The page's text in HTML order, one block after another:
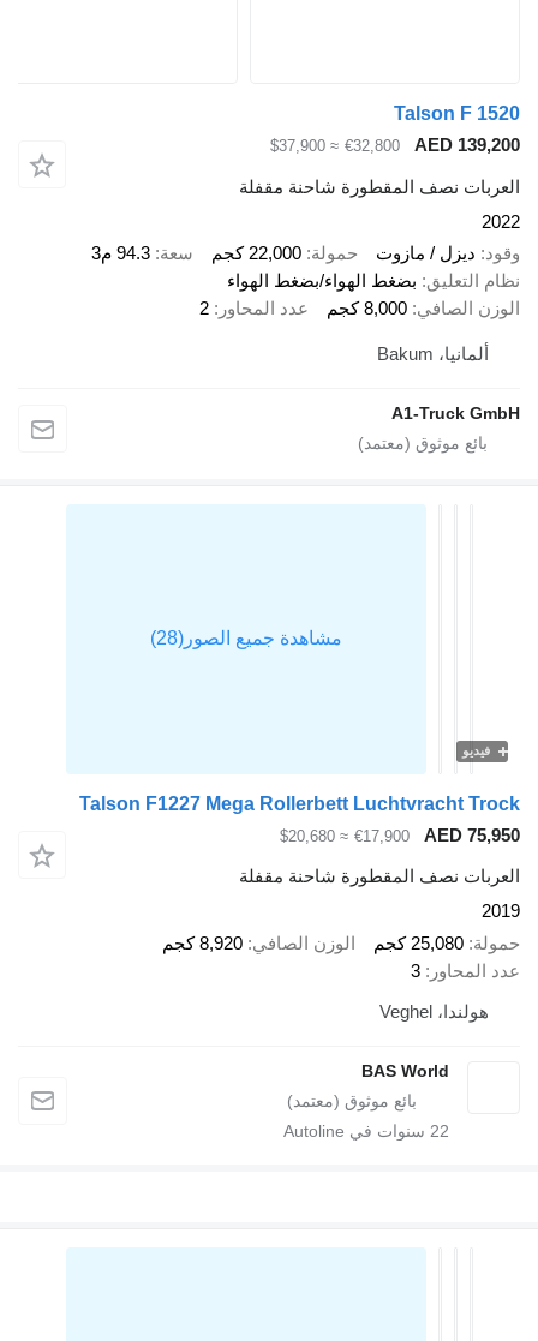
Talson F
AED
€32,800
≈ $37,900
نصف المقطورة شاحنة مقفلة
ديزل / مازوت حمولة 22,000 كجم سعة
94.3 م3
التعليق بضغط الهواء/بضغط الهواء
الصافي 8,000 كجم عدد المحاور 2
ألمانيا، Bakum
A1-Truck
فيديو
Talson F1227 Mega Rollerbett Luchtvracht
AED
€17,900
≈ $20,680
نصف المقطورة شاحنة مقفلة
25,080 كجم الوزن الصافي 8,920 كجم
المحاور 3
هولندا، Veghel
BAS World
سنوات في Autoline